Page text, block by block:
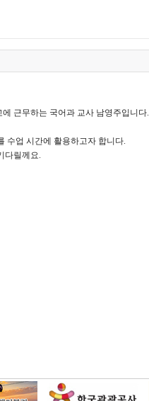
근무하는 국어과 교사 남영주입니다.
수업 시간에 활용하고자 합니다.
다릴께요.